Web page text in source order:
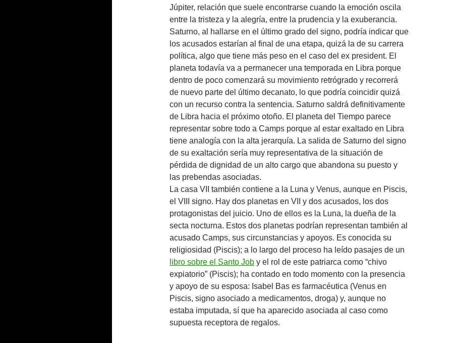
Júpiter, relación que suele encontrarse cuando la emoción oscila
entre la tristeza y la alegría, entre la prudencia y la exuberancia.
Saturno, al hallarse en el último grado del signo, podría indicar que
los acusados estarían al final de una etapa, quizá la de su carrera
política, algo que tiene más peso en el caso del ex president. El
planeta todavía va a permanecer una temporada en Libra porque
dentro de poco comenzará su movimiento retrógrado y recorrerá
de nuevo parte del último decanato, lo que podría coincidir quizá
con un recurso contra la sentencia. Saturno saldrá definitivamente
de Libra hacia el próximo otoño. El planeta del Tiempo parece
representar sobre todo a Camps porque al estar exaltado en Libra
tiene analogía con la alta jerarquía. La salida de Saturno del signo
de su exaltación sería muy representativa de la situación de
pérdida de dignidad de un alto cargo que abandona su puesto y
las prebendas asociadas.
La casa VII también contiene a la Luna y Venus, aunque en Piscis,
el VIII signo. Hay dos planetas en VII y dos acusados, los dos
protagonistas del juicio. Uno de ellos es la Luna, la dueña de la
secta nocturna. Estos dos planetas podrían representan también al
acusado Camps, sus circunstancias y apoyos. Es conocida su
religiosidad (Piscis); a lo largo del proceso ha leído pasajes de un
libro sobre el Santo Job y el rol de este patriarca como “chivo
expiatorio” (Piscis); ha contado en todo momento con la presencia
y apoyo de su esposa: Isabel Bas es farmacéutica (Venus en
Piscis, signo asociado a medicamentos, droga) y, aunque no
estaba imputada, sí que ha aparecido asociada al caso como
supuesta receptora de regalos.